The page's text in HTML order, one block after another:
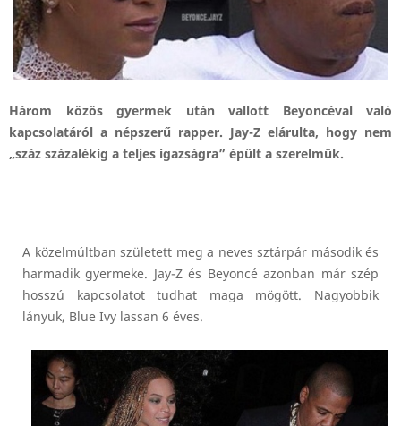
Három közös gyermek után vallott Beyoncéval való
kapcsolatáról a népszerű rapper. Jay-Z elárulta, hogy nem
„száz százalékig a teljes igazságra” épült a szerelmük.
A közelmúltban született meg a neves sztárpár második és
harmadik gyermeke. Jay-Z és Beyoncé azonban már szép
hosszú kapcsolatot tudhat maga mögött. Nagyobbik
lányuk, Blue Ivy lassan 6 éves.